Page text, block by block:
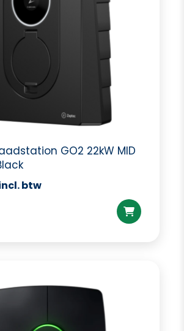
GO2 22kW MID